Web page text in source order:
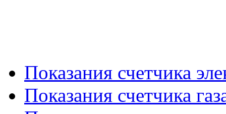
Показания счетчика
Показания счетчика